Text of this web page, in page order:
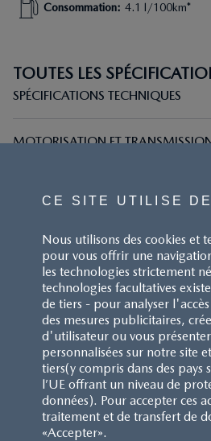
Consommation: 4.1 l/100km*
TOUTES LES
SPÉCIFICATIONS TECHNIQUES
MOTORISATION ET
DIMENSIONS ET POIDS
ÉMISSIONS DE CO2 EN CYCLE MIXTE
g CO2/km
CE SITE UTILISE
Nous utilisons des cookies et
pour vous offrir une
les technologies strictement
technologies facultatives
de tiers - pour analyser l'accès
des mesures publicitaires,
d'utilisateur ou vous
personnalisées sur notre site
tiers(y compris dans des pays
l’UE offrant un niveau de
données). Pour accepter ces
traitement et de transfert de
«Accepter».